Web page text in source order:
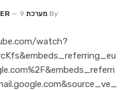
By מערכת AVMASTER 9 במאי 2024
watch?